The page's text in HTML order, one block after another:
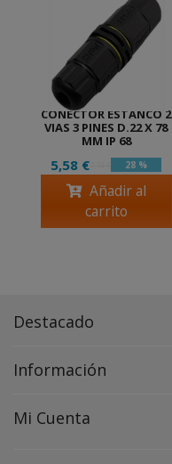
CONECTOR ESTANCO 2
VIAS 3 PINES D.22 X 78
MM IP 68
5,58 € 28 %
Añadir al
carrito
Destacado
Información
Mi Cuenta